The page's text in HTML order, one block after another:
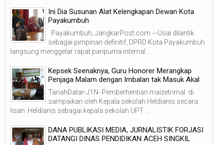
Ini Dia Susunan Alat Kelengkapan Dewan Kota
Payakumbuh
Payakumbuh, JangkarPost.com ---Usai dilantik
sebagai pimpinan definitif, DPRD Kota Payakumbuh
langsung menggelar rapat paripurna internal ...
Kepsek Seenaknya, Guru Honorer Merangkap
Penjaga Malam dengan Imbalan tak Masuk Akal
TanahDatar-J1N- Pemberhentian maizetrimal di
sampaikan oleh Kepala sekolah Heldianis secara
lisan. Heldianis sebagai kepala sekolah UPT ...
DANA PUBLIKASI MEDIA, JURNALISTIK FORJASI
DATANGI DINAS PENDIDIKAN ACEH SINGKIL